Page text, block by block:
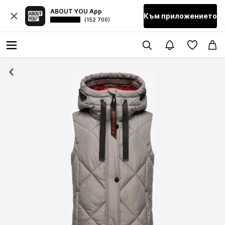
ABOUT YOU App
(152 700) Към приложението